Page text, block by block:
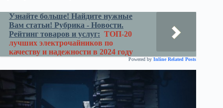
Узнайте больше! Найдите нужные
Вам статьи! Рубрика - Новости.
Рейтинг товаров и услуг: ТОП-20
лучших электрочайников по
качеству и надежности в 2024 году
Powered by Inline Related Posts